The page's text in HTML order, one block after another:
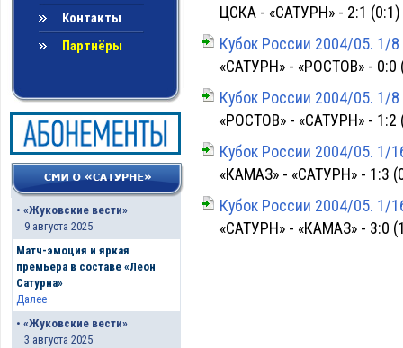
Контакты
Партнёры
• «Жуковские вести»
9 августа 2025
Матч-эмоция и яркая
премьера в составе «Леон
Сатурна»
Далее
• «Жуковские вести»
3 августа 2025
ЦСКА - «САТУРН» - 2:1 (0:1)
Кубок России 2004/05. 1/
«САТУРН» - «РОСТОВ» - 0:0
Кубок России 2004/05. 1/
«РОСТОВ» - «САТУРН» - 1:2
Кубок России 2004/05. 1/
«КАМАЗ» - «САТУРН» - 1:3
Кубок России 2004/05. 1/
«САТУРН» - «КАМАЗ» - 3:0